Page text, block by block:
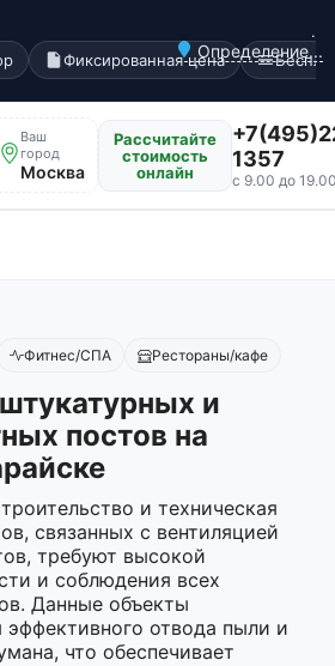
Определение...
.
Фиксированная цена
Ваш
город
Москва
Рассчитайте
стоимость
онлайн
1357
с 9.00 до
Фитнес/СПА Рестораны/кафе
и
постов на
и техническая
связанных с вентиляцией
требуют высокой
и соблюдения всех
Данные объекты
эффективного отвода пыли и
что обеспечивает